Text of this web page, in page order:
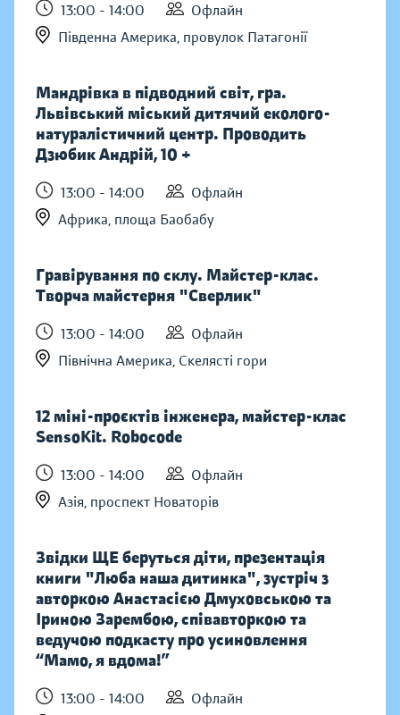
13:00 - 14:00
Офлайн
Південна Америка, провулок Патагонії
Мандрівка в підводний світ, гра.
Львівський міський дитячий еколого-
натуралістичний центр. Проводить
Дзюбик Андрій, 10 +
13:00 - 14:00
Офлайн
Африка, площа Баобабу
Гравірування по склу. Майстер-клас.
Творча майстерня "Сверлик"
13:00 - 14:00
Офлайн
Північна Америка, Скелясті гори
12 міні-проєктів інженера, майстер-клас
SensoKit. Robocode
13:00 - 14:00
Офлайн
Азія, проспект Новаторів
Звідки ЩЕ беруться діти, презентація
книги "Люба наша дитинка", зустріч з
авторкою Анастасією Дмуховською та
Іриною Зарембою, співавторкою та
ведучою подкасту про усиновлення
“Мамо, я вдома!”
13:00 - 14:00
Офлайн